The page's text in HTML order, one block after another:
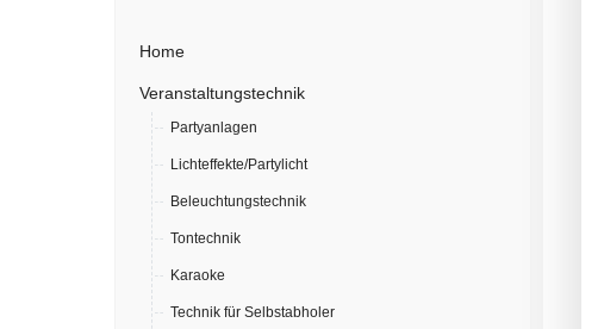
Home
Veranstaltungstechnik
Partyanlagen
Lichteffekte/Partylicht
Beleuchtungstechnik
Tontechnik
Karaoke
Technik für Selbstabholer